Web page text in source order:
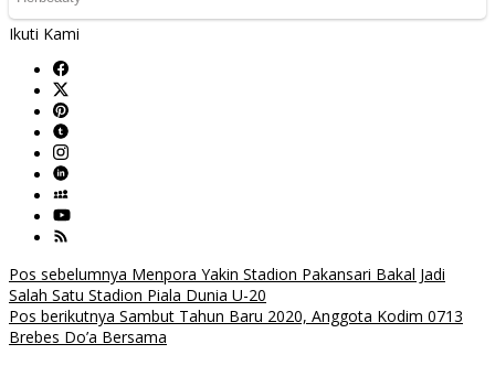
Ikuti Kami
Navigasi
pos
Pos sebelumnya Menpora Yakin Stadion Pakansari Bakal Jadi
Salah Satu Stadion Piala Dunia U-20
Pos berikutnya Sambut Tahun Baru 2020, Anggota Kodim 0713
Brebes Do’a Bersama